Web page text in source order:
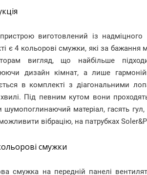
виготовлений із
є 4 кольорові смужки, які за
вигляд, що найбільше
дизайн кімнат, а лише
в комплекті з діагональними
Під певним кутом вони
матеріал, гасять
вібрацію, на патрубках
смужки
смужка на передній панелі